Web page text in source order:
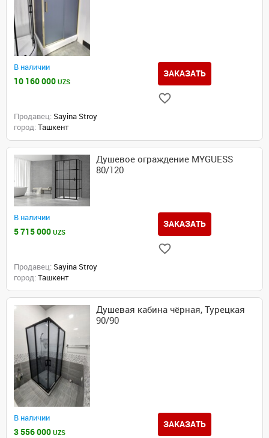
В наличии
10 160 000 UZS
ЗАКАЗАТЬ
Продавец: Sayina Stroy
город: Ташкент
Душевое ограждение MYGUESS
80/120
В наличии
5 715 000 UZS
ЗАКАЗАТЬ
Продавец: Sayina Stroy
город: Ташкент
Душевая кабина чёрная, Турецкая
90/90
В наличии
3 556 000 UZS
ЗАКАЗАТЬ